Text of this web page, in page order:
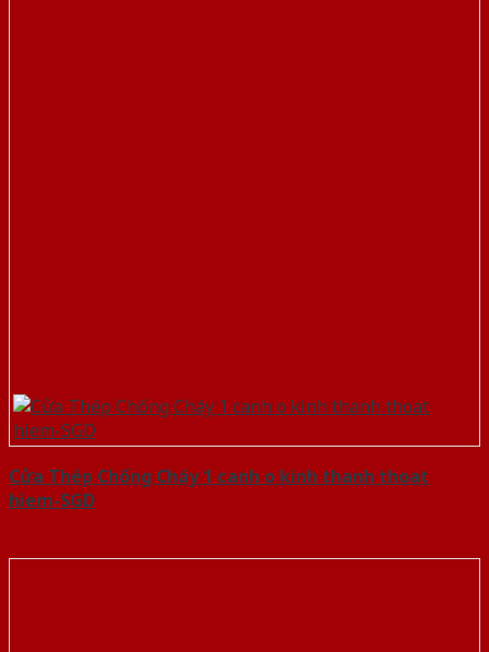
Cửa Thép Chống Cháy 1 canh o kinh thanh thoat
hiem-SGD